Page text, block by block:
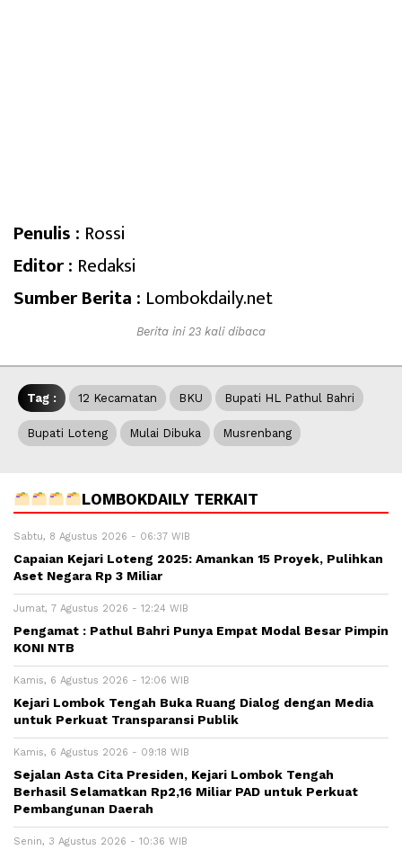
Penulis : Rossi
Editor : Redaksi
Sumber Berita : Lombokdaily.net
Berita ini 23 kali dibaca
Tag : 12 Kecamatan BKU Bupati HL Pathul Bahri
Bupati Loteng Mulai Dibuka Musrenbang
LOMBOKDAILY TERKAIT
Sabtu, 8 Agustus 2026 - 06:37 WIB
Capaian Kejari Loteng 2025: Amankan 15 Proyek, Pulihkan
Aset Negara Rp 3 Miliar
Jumat, 7 Agustus 2026 - 12:24 WIB
Pengamat : Pathul Bahri Punya Empat Modal Besar Pimpin
KONI NTB
Kamis, 6 Agustus 2026 - 12:06 WIB
Kejari Lombok Tengah Buka Ruang Dialog dengan Media
untuk Perkuat Transparansi Publik
Kamis, 6 Agustus 2026 - 09:18 WIB
Sejalan Asta Cita Presiden, Kejari Lombok Tengah
Berhasil Selamatkan Rp2,16 Miliar PAD untuk Perkuat
Pembangunan Daerah
Senin, 3 Agustus 2026 - 10:36 WIB